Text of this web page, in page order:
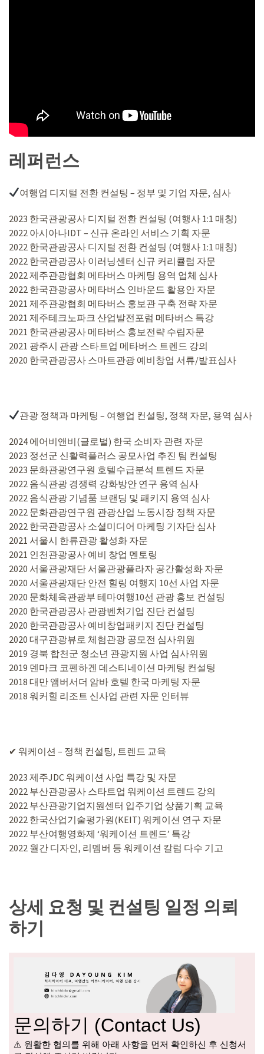
레퍼런스
여행업 디지털 전환 컨설팅 – 정부 및 기업 자문, 심사
2023 한국관광공사 디지털 전환 컨설팅 (여행사 1:1 매칭)
2022 아시아나IDT – 신규 온라인 서비스 기획 자문
2022 한국관광공사 디지털 전환 컨설팅 (여행사 1:1 매칭)
2022 한국관광공사 이러닝센터 신규 커리큘럼 자문
2022 제주관광협회 메타버스 마케팅 용역 업체 심사
2022 한국관광공사 메타버스 인바운드 활용안 자문
2021 제주관광협회 메타버스 홍보관 구축 전략 자문
2021 제주테크노파크 산업발전포럼 메타버스 특강
2021 한국관광공사 메타버스 홍보전략 수립자문
2021 광주시 관광 스타트업 메타버스 트렌드 강의
2020 한국관광공사 스마트관광 예비창업 서류/발표심사
관광 정책과 마케팅 – 여행업 컨설팅, 정책 자문, 용역 심사
2024 에어비앤비(글로벌) 한국 소비자 관련 자문
2023 정선군 신활력플러스 공모사업 추진 팀 컨설팅
2023 문화관광연구원 호텔수급분석 트렌드 자문
2022 음식관광 경쟁력 강화방안 연구 용역 심사
2022 음식관광 기념품 브랜딩 및 패키지 용역 심사
2022 문화관광연구원 관광산업 노동시장 정책 자문
2022 한국관광공사 소셜미디어 마케팅 기자단 심사
2021 서울시 한류관광 활성화 자문
2021 인천관광공사 예비 창업 멘토링
2020 서울관광재단 서울관광플라자 공간활성화 자문
2020 서울관광재단 안전 힐링 여행지 10선 사업 자문
2020 문화체육관광부 테마여행10선 관광 홍보 컨설팅
2020 한국관광공사 관광벤처기업 진단 컨설팅
2020 한국관광공사 예비창업패키지 진단 컨설팅
2020 대구관광뷰로 체험관광 공모전 심사위원
2019 경북 합천군 청소년 관광지원 사업 심사위원
2019 덴마크 코펜하겐 데스티네이션 마케팅 컨설팅
2018 대만 앰버서더 암바 호텔 한국 마케팅 자문
2018 워커힐 리조트 신사업 관련 자문 인터뷰
✔︎ 워케이션 – 정책 컨설팅, 트렌드 교육
2023 제주JDC 워케이션 사업 특강 및 자문
2022 부산관광공사 스타트업 워케이션 트렌드 강의
2022 부산관광기업지원센터 입주기업 상품기획 교육
2022 한국산업기술평가원(KEIT) 워케이션 연구 자문
2022 부산여행영화제 ‘워케이션 트렌드’ 특강
2022 월간 디자인, 리멤버 등 워케이션 칼럼 다수 기고
상세 요청 및 컨설팅 일정 의뢰
하기